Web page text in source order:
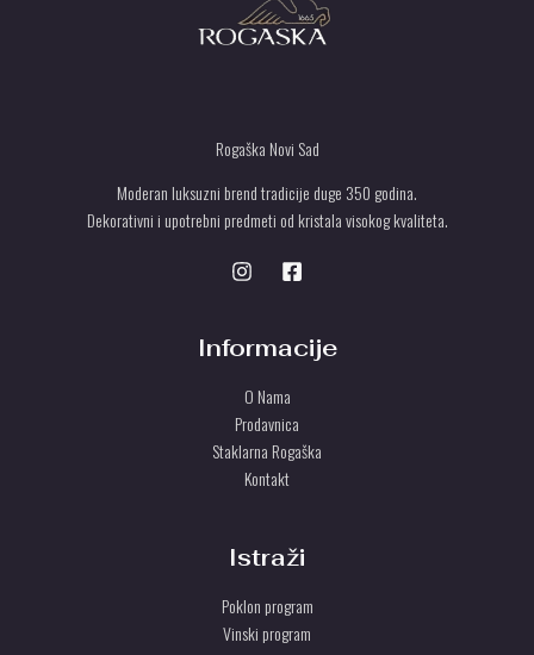
Rogaška Novi Sad
Moderan luksuzni brend tradicije duge 350 godina.
Dekorativni i upotrebni predmeti od kristala visokog kvaliteta.
Informacije
O Nama
Prodavnica
Staklarna Rogaška
Kontakt
Istraži
Poklon program
Vinski program